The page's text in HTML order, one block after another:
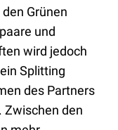
Grünen
und
wird jedoch
Splitting
des Partners
Zwischen den